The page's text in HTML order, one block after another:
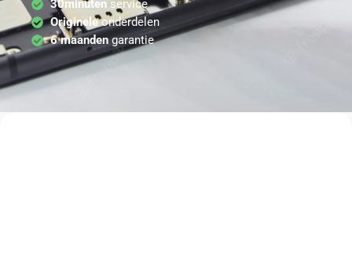
30minutenservice
Origineleonderdelen
6 maandengarantie